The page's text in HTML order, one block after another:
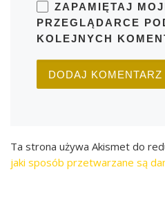
ZAPAMIĘTAJ
PRZEGLĄDARCE
KOLEJNYCH
Ta strona używa Akismet do
jaki sposób przetwarzane są